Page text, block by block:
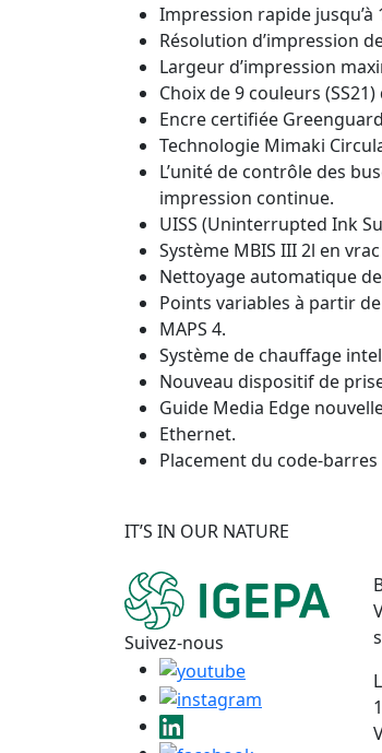
Impression rapide jusqu’à
Résolution d’impression
Largeur d’impression
Choix de 9 couleurs
Encre certifiée
Technologie Mimaki
L’unité de contrôle des
impression continue.
UISS (Uninterrupted Ink
Système MBIS III 2l en
Nettoyage automatique
Points variables à partir
MAPS 4.
Système de chauffage
Nouveau dispositif de
Guide Media Edge
Ethernet.
Placement du code-
IT’S IN OUR NATURE
Suivez-nous